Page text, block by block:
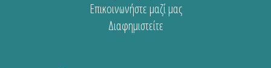
Επικοινωνήστε μαζί μας
Διαφημιστείτε